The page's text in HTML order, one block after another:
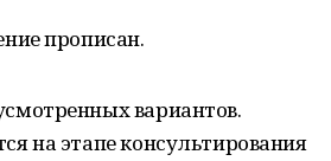
прописан.
вариантов.
на этапе консультирования